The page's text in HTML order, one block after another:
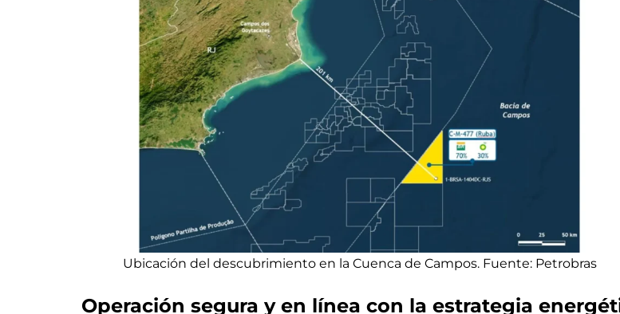
Ubicación del descubrimiento en la Cuenca de Campos. Fuente: Petrobras
Operación segura y en línea con la estrategia